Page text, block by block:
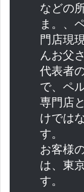
などの
ま。、
門店現
んお父
代表者
で、ペ
専門店
けでは
す。
お客様
は、東
す。